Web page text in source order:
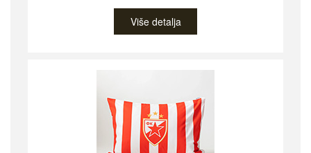
Više detalja